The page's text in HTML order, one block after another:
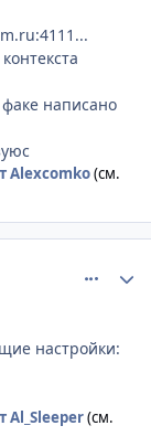
написано
Alexcomko(см.
настройки:
Al_Sleeper(см.